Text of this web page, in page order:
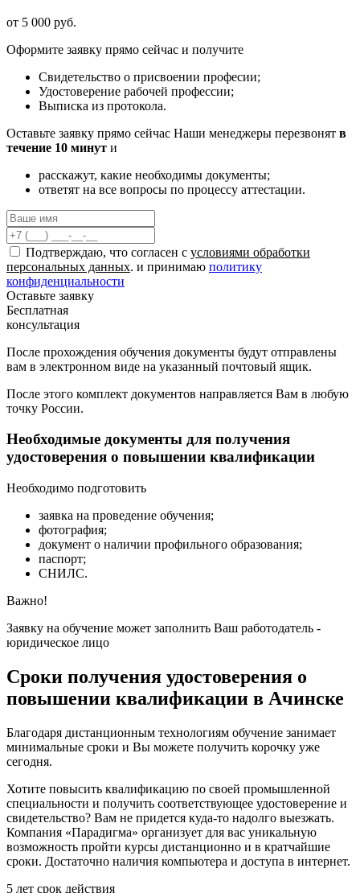
от 5 000 руб.
Оформите заявку прямо сейчас и получите
Свидетельство о присвоении професии;
Удостоверение рабочей профессии;
Выписка из протокола.
Оставьте заявку прямо сейчас Наши менеджеры перезвонят в
течение 10 минут и
расскажут, какие необходимы документы;
ответят на все вопросы по процессу аттестации.
Подтверждаю, что согласен с условиями обработки
персональных данных. и принимаю политику
конфиденциальности
Оставьте заявку
Бесплатная
консультация
После прохождения обучения документы будут отправлены
вам в электронном виде на указанный почтовый ящик.
После этого комплект документов направляется Вам в любую
точку России.
Необходимые документы для получения
удостоверения о повышении квалификации
Необходимо подготовить
заявка на проведение обучения;
фотография;
документ о наличии профильного образования;
паспорт;
СНИЛС.
Важно!
Заявку на обучение может заполнить Ваш работодатель -
юридическое лицо
Сроки получения удостоверения о
повышении квалификации в Ачинске
Благодаря дистанционным технологиям обучение занимает
минимальные сроки и Вы можете получить корочку уже
сегодня.
Хотите повысить квалификацию по своей промышленной
специальности и получить соответствующее удостоверение и
свидетельство? Вам не придется куда-то надолго выезжать.
Компания «Парадигма» организует для вас уникальную
возможность пройти курсы дистанционно и в кратчайшие
сроки. Достаточно наличия компьютера и доступа в интернет.
5 лет срок действия